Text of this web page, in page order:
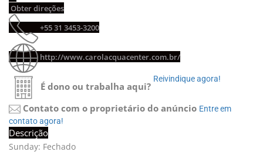
Obter direções
+55 31 3453-3200
http://www.carolacquacenter.com.br/
É dono ou trabalha aqui?
Reivindique agora!
Contato com o proprietário do anúncio Entre em
contato agora!
Descrição
Sunday: Fechado